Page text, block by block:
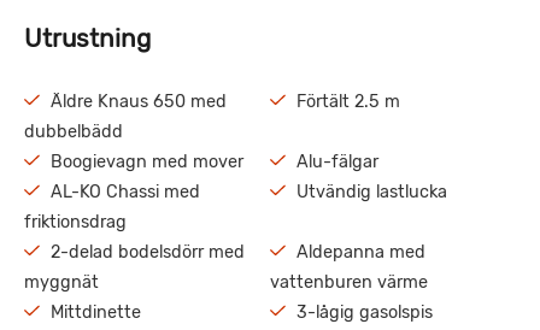
Utrustning
Äldre Knaus 650 med
dubbelbädd
Förtält 2.5 m
Boogievagn med mover
Alu-fälgar
AL-KO Chassi med
friktionsdrag
Utvändig lastlucka
2-delad bodelsdörr med
myggnät
Aldepanna med
vattenburen värme
Mittdinette
3-lågig gasolspis